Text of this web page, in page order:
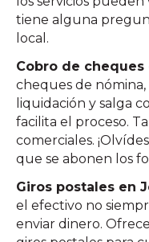
tiene alguna
local.
Cobro de cheques
cheques de
liquidación y salga
facilita el proceso.
comerciales.
que se abonen los
Giros postales en
el efectivo no
enviar dinero.